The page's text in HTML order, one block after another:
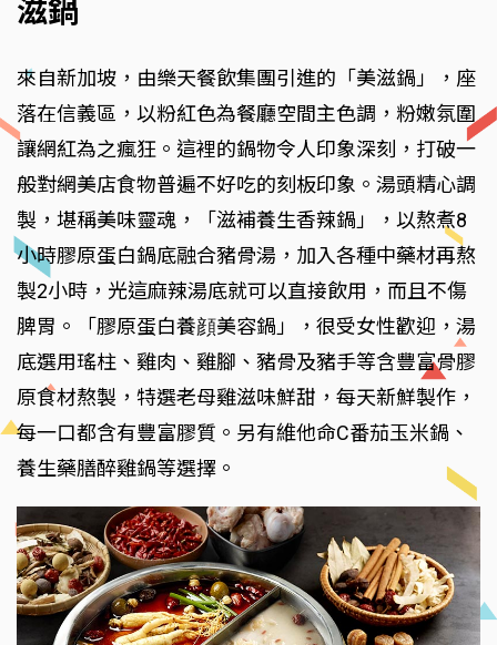
滋鍋
來自新加坡，由樂天餐飲集團引進的「美滋鍋」，座
落在信義區，以粉紅色為餐廳空間主色調，粉嫩氛圍
讓網紅為之瘋狂。這裡的鍋物令人印象深刻，打破一
般對網美店食物普遍不好吃的刻板印象。湯頭精心調
製，堪稱美味靈魂，「滋補養生香辣鍋」，以熬煮8
小時膠原蛋白鍋底融合豬骨湯，加入各種中藥材再熬
製2小時，光這麻辣湯底就可以直接飲用，而且不傷
脾胃。「膠原蛋白養顔美容鍋」，很受女性歡迎，湯
底選用瑤柱、雞肉、雞腳、豬骨及豬手等含豐富骨膠
原食材熬製，特選老母雞滋味鮮甜，每天新鮮製作，
每一口都含有豐富膠質。另有維他命C番茄玉米鍋、
養生藥膳醉雞鍋等選擇。